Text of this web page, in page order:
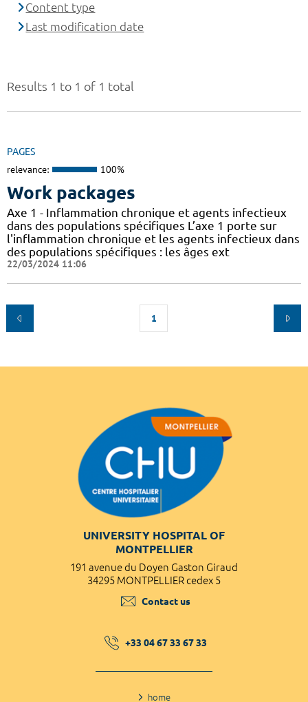
Results 1 to 1 of 1 total
PAGES
relevance: 100%
Work packages
Axe 1 - Inflammation chronique et agents infectieux
dans des populations spécifiques L’axe 1 porte sur
l'inflammation chronique et les agents infectieux dans
des populations spécifiques : les âges ext
22/03/2024 11:06
1
Content type
Last modification date
UNIVERSITY HOSPITAL OF
MONTPELLIER
191 avenue du Doyen Gaston Giraud
34295 MONTPELLIER cedex 5
Contact us
+33 04 67 33 67 33
home